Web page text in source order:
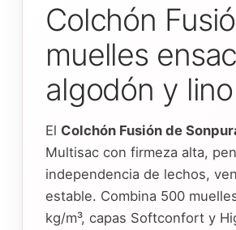
Colchón
muelles
algodón y lino
El Colchón Fusión de
Multisac con firmeza alta,
independencia de lechos,
estable. Combina 500
kg/m³, capas Softconfort y